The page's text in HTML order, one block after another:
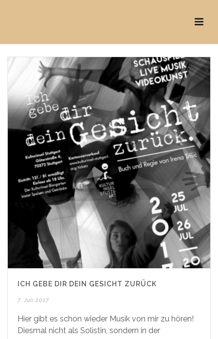
ICH GEBE DIR DEIN GESICHT ZURÜCK
7. Juli 2017
Hier gibt es schon wieder Musik von mir zu hören!
Diesmal nicht als Solistin, sondern in der